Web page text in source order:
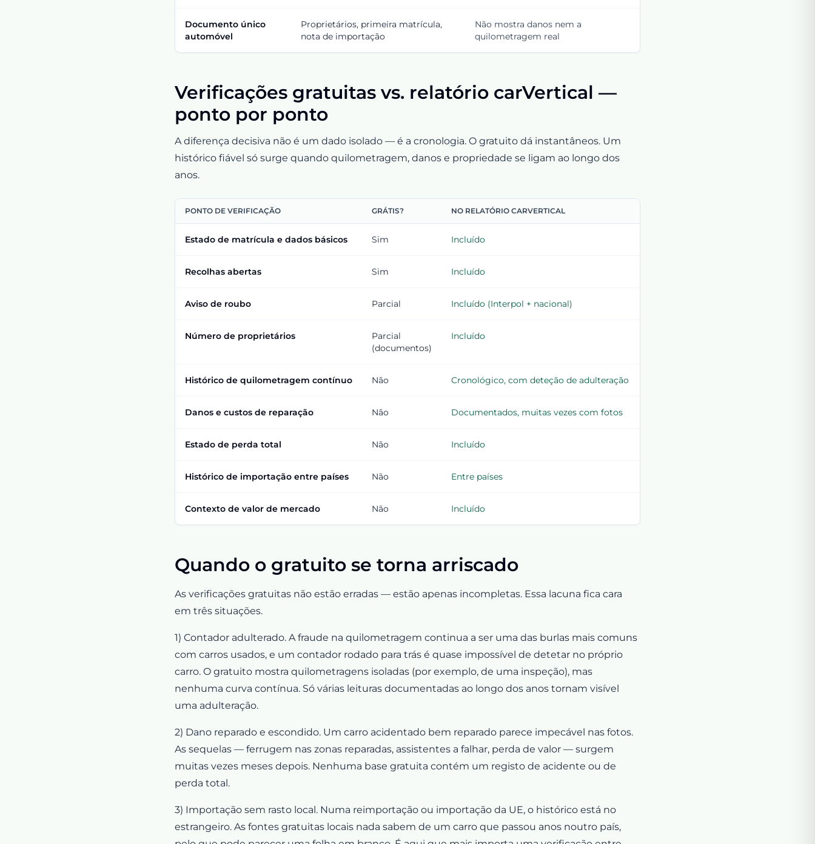
Documento único
automóvel
Proprietários, primeira matrícula,
nota de importação
Não mostra danos nem a
quilometragem real
Verificações gratuitas vs. relatório carVertical —
ponto por ponto
A diferença decisiva não é um dado isolado — é a cronologia. O gratuito dá instantâneos. Um
histórico fiável só surge quando quilometragem, danos e propriedade se ligam ao longo dos
anos.
PONTO DE VERIFICAÇÃO GRÁTIS? NO RELATÓRIO CARVERTICAL
Estado de matrícula e dados básicos Sim Incluído
Recolhas abertas Sim Incluído
Aviso de roubo Parcial Incluído (Interpol + nacional)
Número de proprietários
Parcial
(documentos)
Incluído
Histórico de quilometragem contínuo Não Cronológico, com deteção de adulteração
Danos e custos de reparação Não Documentados, muitas vezes com fotos
Estado de perda total Não Incluído
Histórico de importação entre países Não Entre países
Contexto de valor de mercado Não Incluído
Quando o gratuito se torna arriscado
As verificações gratuitas não estão erradas — estão apenas incompletas. Essa lacuna fica cara
em três situações.
1) Contador adulterado. A fraude na quilometragem continua a ser uma das burlas mais comuns
com carros usados, e um contador rodado para trás é quase impossível de detetar no próprio
carro. O gratuito mostra quilometragens isoladas (por exemplo, de uma inspeção), mas
nenhuma curva contínua. Só várias leituras documentadas ao longo dos anos tornam visível
uma adulteração.
2) Dano reparado e escondido. Um carro acidentado bem reparado parece impecável nas fotos.
As sequelas — ferrugem nas zonas reparadas, assistentes a falhar, perda de valor — surgem
muitas vezes meses depois. Nenhuma base gratuita contém um registo de acidente ou de
perda total.
3) Importação sem rasto local. Numa reimportação ou importação da UE, o histórico está no
estrangeiro. As fontes gratuitas locais nada sabem de um carro que passou anos noutro país,